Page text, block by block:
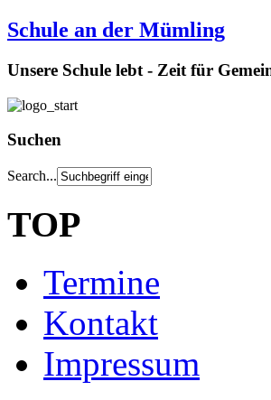
Schule an der Mümling
Unsere Schule lebt - Zeit für
Suchen
Search...
TOP
Termine
Kontakt
Impressum